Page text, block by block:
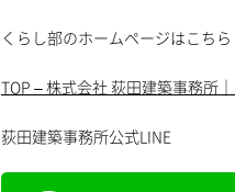
くらし部のホームページはこちら
TOP – 株式会社 荻田建築事務所
荻田建築事務所公式LINE